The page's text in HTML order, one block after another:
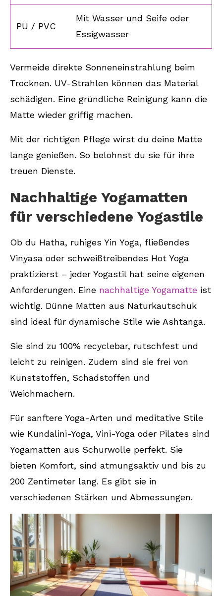
PU / PVC
Mit Wasser und Seife oder
Essigwasser
Vermeide direkte Sonneneinstrahlung beim
Trocknen. UV-Strahlen können das Material
schädigen. Eine gründliche Reinigung kann die
Matte wieder griffig machen.
Mit der richtigen Pflege wirst du deine Matte
lange genießen. So belohnst du sie für ihre
treuen Dienste.
Nachhaltige Yogamatten
für verschiedene Yogastile
Ob du Hatha, ruhiges Yin Yoga, fließendes
Vinyasa oder schweißtreibendes Hot Yoga
praktizierst – jeder Yogastil hat seine eigenen
Anforderungen. Eine nachhaltige Yogamatte ist
wichtig. Dünne Matten aus Naturkautschuk
sind ideal für dynamische Stile wie Ashtanga.
Sie sind zu 100% recyclebar, rutschfest und
leicht zu reinigen. Zudem sind sie frei von
Kunststoffen, Schadstoffen und
Weichmachern.
Für sanftere Yoga-Arten und meditative Stile
wie Kundalini-Yoga, Vini-Yoga oder Pilates sind
Yogamatten aus Schurwolle perfekt. Sie
bieten Komfort, sind atmungsaktiv und bis zu
200 Zentimeter lang. Es gibt sie in
verschiedenen Stärken und Abmessungen.